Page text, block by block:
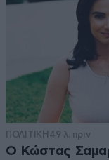
ΠΟΛΙΤΙΚΗ 49 λ. πριν
Ο Κώστας